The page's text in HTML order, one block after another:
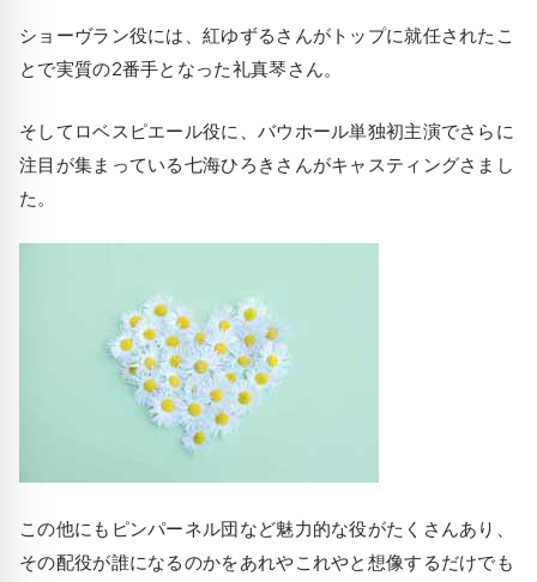
ショーヴラン役には、紅ゆずるさんがトップに就任されたこ
とで実質の2番手となった礼真琴さん。
そしてロベスピエール役に、バウホール単独初主演でさらに
注目が集まっている七海ひろきさんがキャスティングさまし
た。
この他にもピンパーネル団など魅力的な役がたくさんあり、
その配役が誰になるのかをあれやこれやと想像するだけでも